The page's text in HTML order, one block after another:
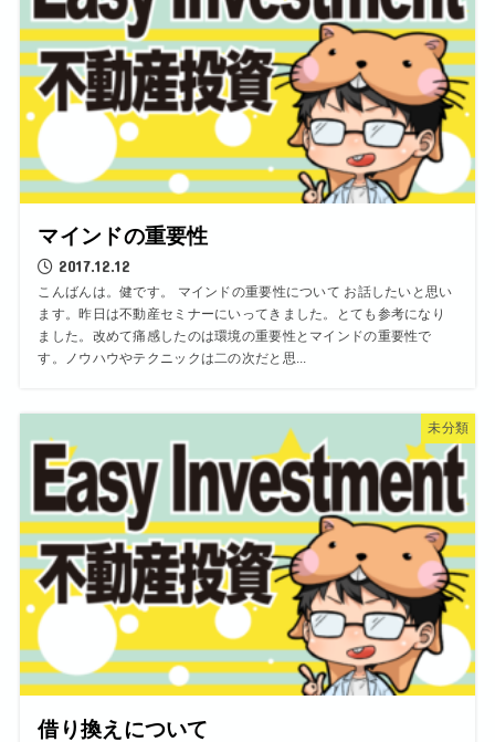
マインドの重要性
2017.12.12
こんばんは。健です。 マインドの重要性について お話したいと思い
ます。昨日は不動産セミナーにいってきました。とても参考になり
ました。改めて痛感したのは環境の重要性とマインドの重要性で
す。ノウハウやテクニックは二の次だと思...
未分類
借り換えについて